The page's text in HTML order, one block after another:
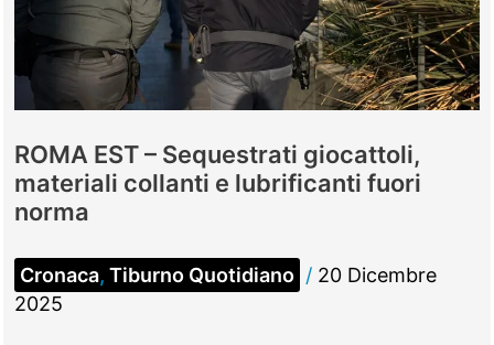
ROMA EST – Sequestrati giocattoli,
materiali collanti e lubrificanti fuori
norma
Cronaca, Tiburno Quotidiano / 20 Dicembre
2025